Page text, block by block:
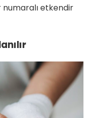
numaralı etkendir